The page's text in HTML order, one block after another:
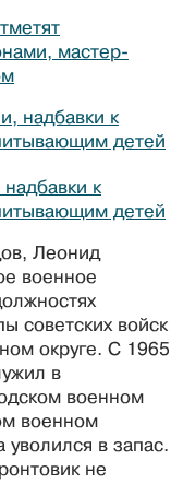
мастер-
к
детей
Леонид
военное
советских войск
округе. С 1965
в
военном
военном
уволился в запас.
не